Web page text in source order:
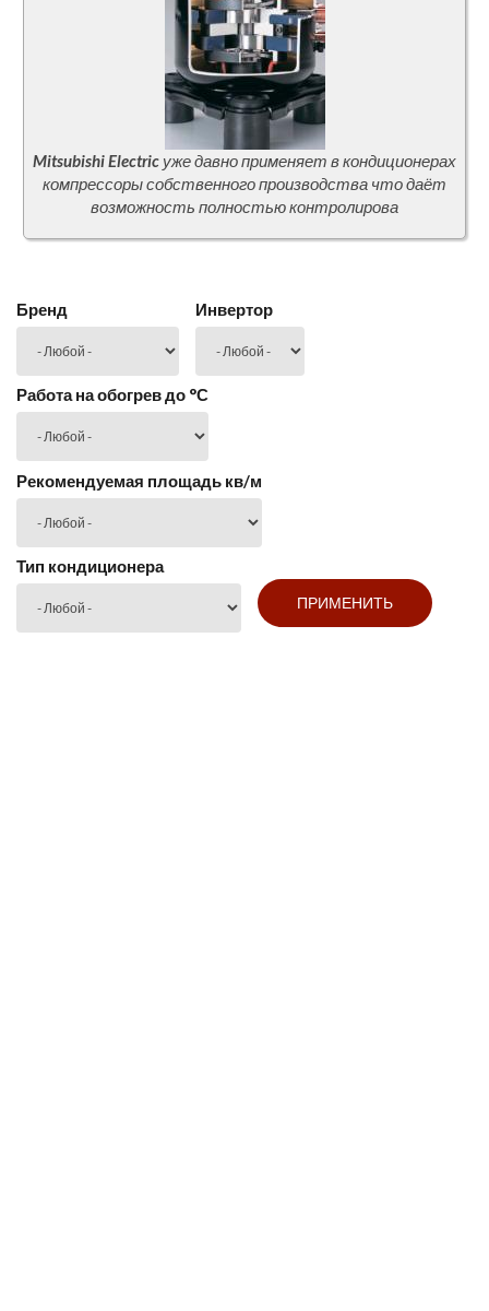
Mitsubishi Electric уже давно применяет в кондиционерах
компрессоры собственного производства что даёт
возможность полностью контролирова
Бренд Инвертор
Работа на обогрев до °С
Рекомендуемая площадь кв/м
Тип кондиционера